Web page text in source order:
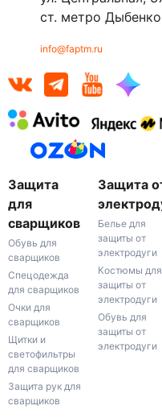
ст. метро Дыбенко
info@faptm.ru
Защита
для
сварщиков
Обувь для
сварщиков
Спецодежда
для сварщиков
Очки для
сварщиков
Щитки и
светофильтры
для сварщиков
Защита рук для
сварщиков
Защита
Белье для
защиты от
электродуги
Костюмы для
защиты от
электродуги
Обувь для
защиты от
электродуги